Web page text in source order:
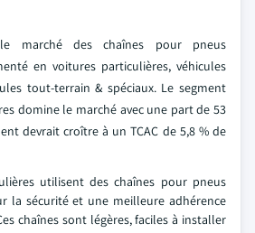
marché des chaînes pour pneus
en voitures particulières, véhicules
tout-terrain & spéciaux. Le segment
domine le marché avec une part de 53
devrait croître à un TCAC de 5,8 % de
utilisent des chaînes pour pneus
la sécurité et une meilleure adhérence
chaînes sont légères, faciles à installer